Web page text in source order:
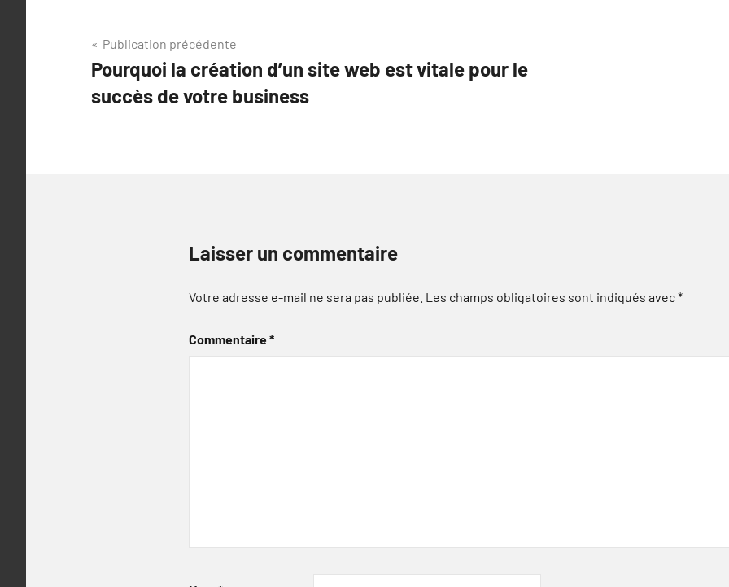
Navigation
de
l’article
Publication précédente
Pourquoi la création d’un site web est vitale pour le
succès de votre business
Laisser un commentaire
Votre adresse e-mail ne sera pas publiée. Les champs obligatoires sont indiqués avec*
Commentaire*